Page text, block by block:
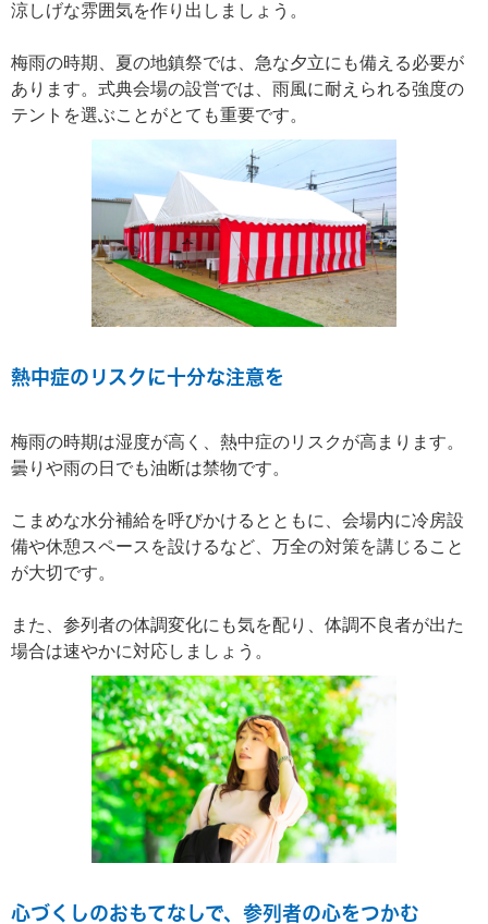
涼しげな雰囲気を作り出しましょう。
梅雨の時期、夏の地鎮祭では、急な夕立にも備える必要が
あります。式典会場の設営では、雨風に耐えられる強度の
テントを選ぶことがとても重要です。
熱中症のリスクに十分な注意を
梅雨の時期は湿度が高く、熱中症のリスクが高まります。
曇りや雨の日でも油断は禁物です。
こまめな水分補給を呼びかけるとともに、会場内に冷房設
備や休憩スペースを設けるなど、万全の対策を講じること
が大切です。
また、参列者の体調変化にも気を配り、体調不良者が出た
場合は速やかに対応しましょう。
心づくしのおもてなしで、参列者の心をつかむ